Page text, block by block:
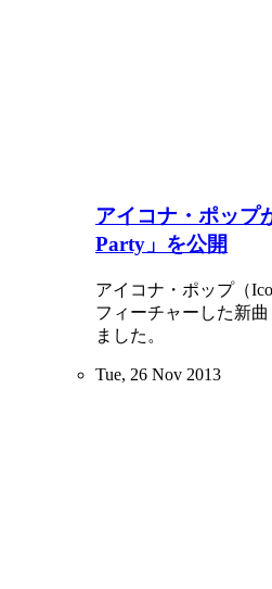
アイコナ・ポップ
Party」を公開
アイコナ・ポップ（
フィーチャーした新曲
ました。
Tue, 26 Nov 2013